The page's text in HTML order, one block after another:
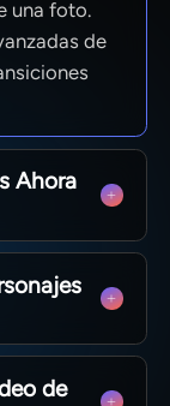
una foto.
de
Ahora
de Antes
y la
fotos y la
para
de